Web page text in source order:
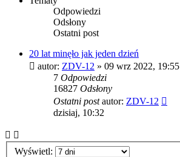
Odpowiedzi
Odsłony
Ostatni post
20 lat minęło jak jeden dzień
autor: ZDV-12 » 09 wrz 2022, 19:55
7 Odpowiedzi
16827 Odsłony
Ostatni postautor: ZDV-12
dzisiaj, 10:32
Wyświetl: